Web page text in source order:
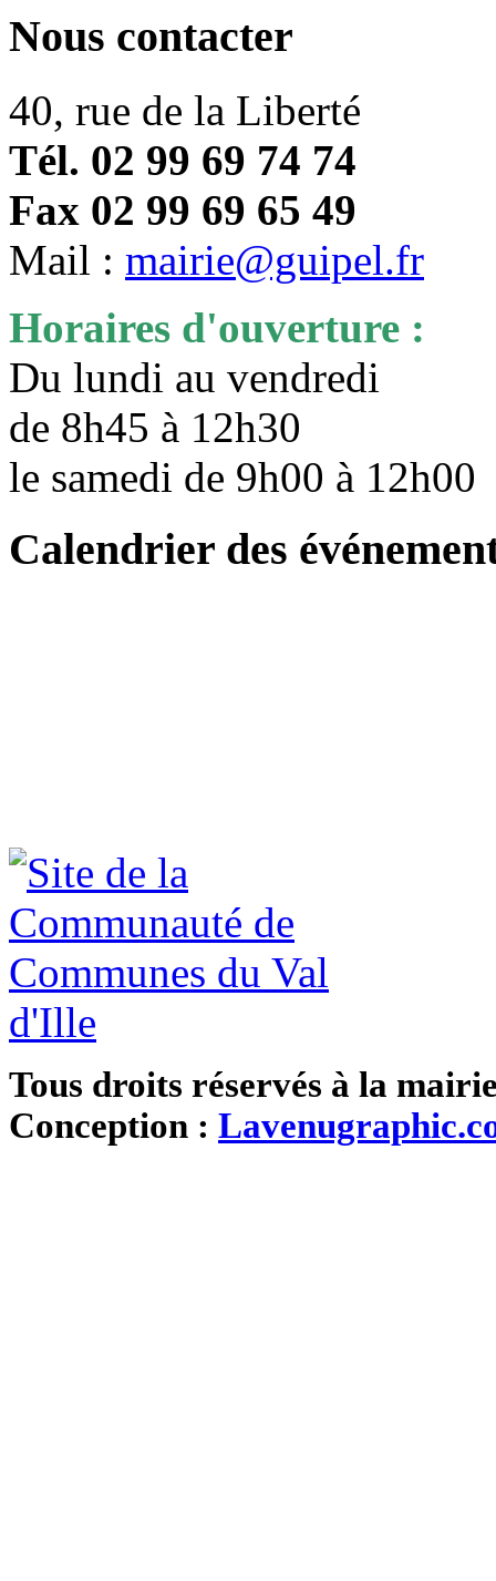
Nous contacter
40, rue de la Liberté
Tél. 02 99 69 74 74
Fax 02 99 69 65 49
Mail : mairie@guipel.fr
Horaires d'ouverture :
Du lundi au vendredi
de 8h45 à 12h30
le samedi de 9h00 à
Calendrier des
Tous droits réservés à la
Conception :